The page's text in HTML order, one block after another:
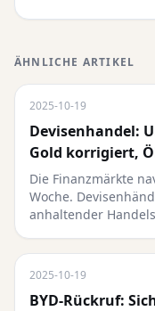
ÄHNLICHE ARTIKEL
2025-10-19
Devisenhandel:
Gold korrigiert,
Die Finanzmärkte
Woche.
anhaltender
2025-10-19
BYD-Rückruf: